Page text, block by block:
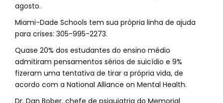
agosto.
Miami-Dade Schools tem sua própria linha de ajuda
para crises: 305-995-2273.
Quase 20% dos estudantes do ensino médio
admitiram pensamentos sérios de suicídio e 9%
fizeram uma tentativa de tirar a própria vida, de
acordo com a National Alliance on Mental Health.
Dr. Dan Bober, chefe de psiquiatria do Memorial